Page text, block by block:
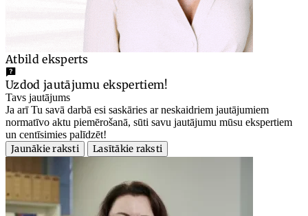
Atbild eksperts
Uzdod jautājumu ekspertiem!
Tavs jautājums
Ja arī Tu savā darbā esi saskāries ar neskaidriem jautājumiem
normatīvo aktu piemērošanā, sūti savu jautājumu mūsu ekspertiem
un centīsimies palīdzēt!
Jaunākie raksti
Lasītākie raksti